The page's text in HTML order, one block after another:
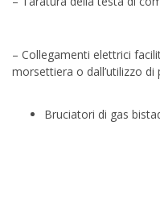
– Collegamenti elettrici
morsettiera o dall’utilizzo di
Bruciatori di gas